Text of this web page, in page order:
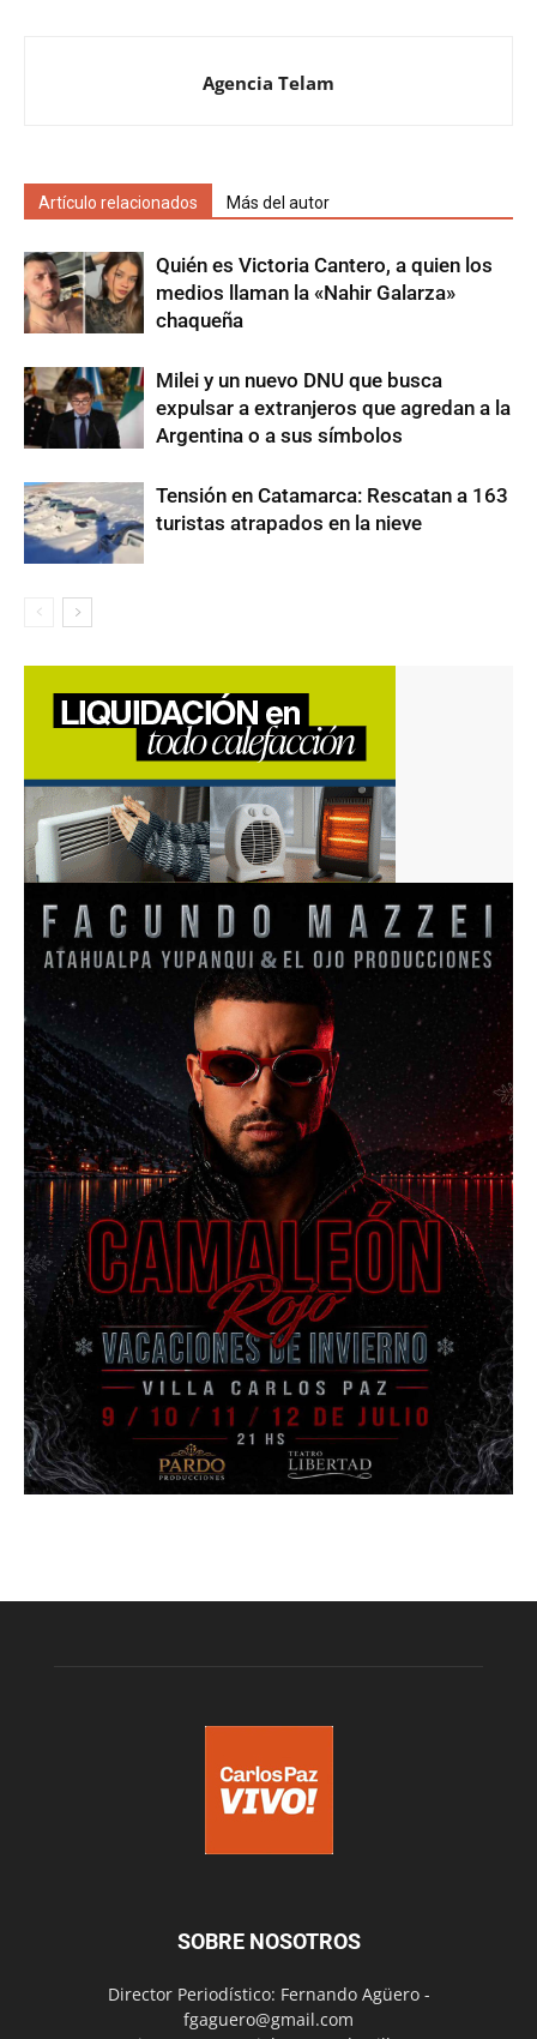
Agencia Telam
Artículo relacionados Más del autor
Quién es Victoria Cantero, a quien los
medios llaman la «Nahir Galarza»
chaqueña
Milei y un nuevo DNU que busca
expulsar a extranjeros que agredan a la
Argentina o a sus símbolos
Tensión en Catamarca: Rescatan a 163
turistas atrapados en la nieve
SOBRE NOSOTROS
Director Periodístico: Fernando Agüero -
fgaguero@gmail.com